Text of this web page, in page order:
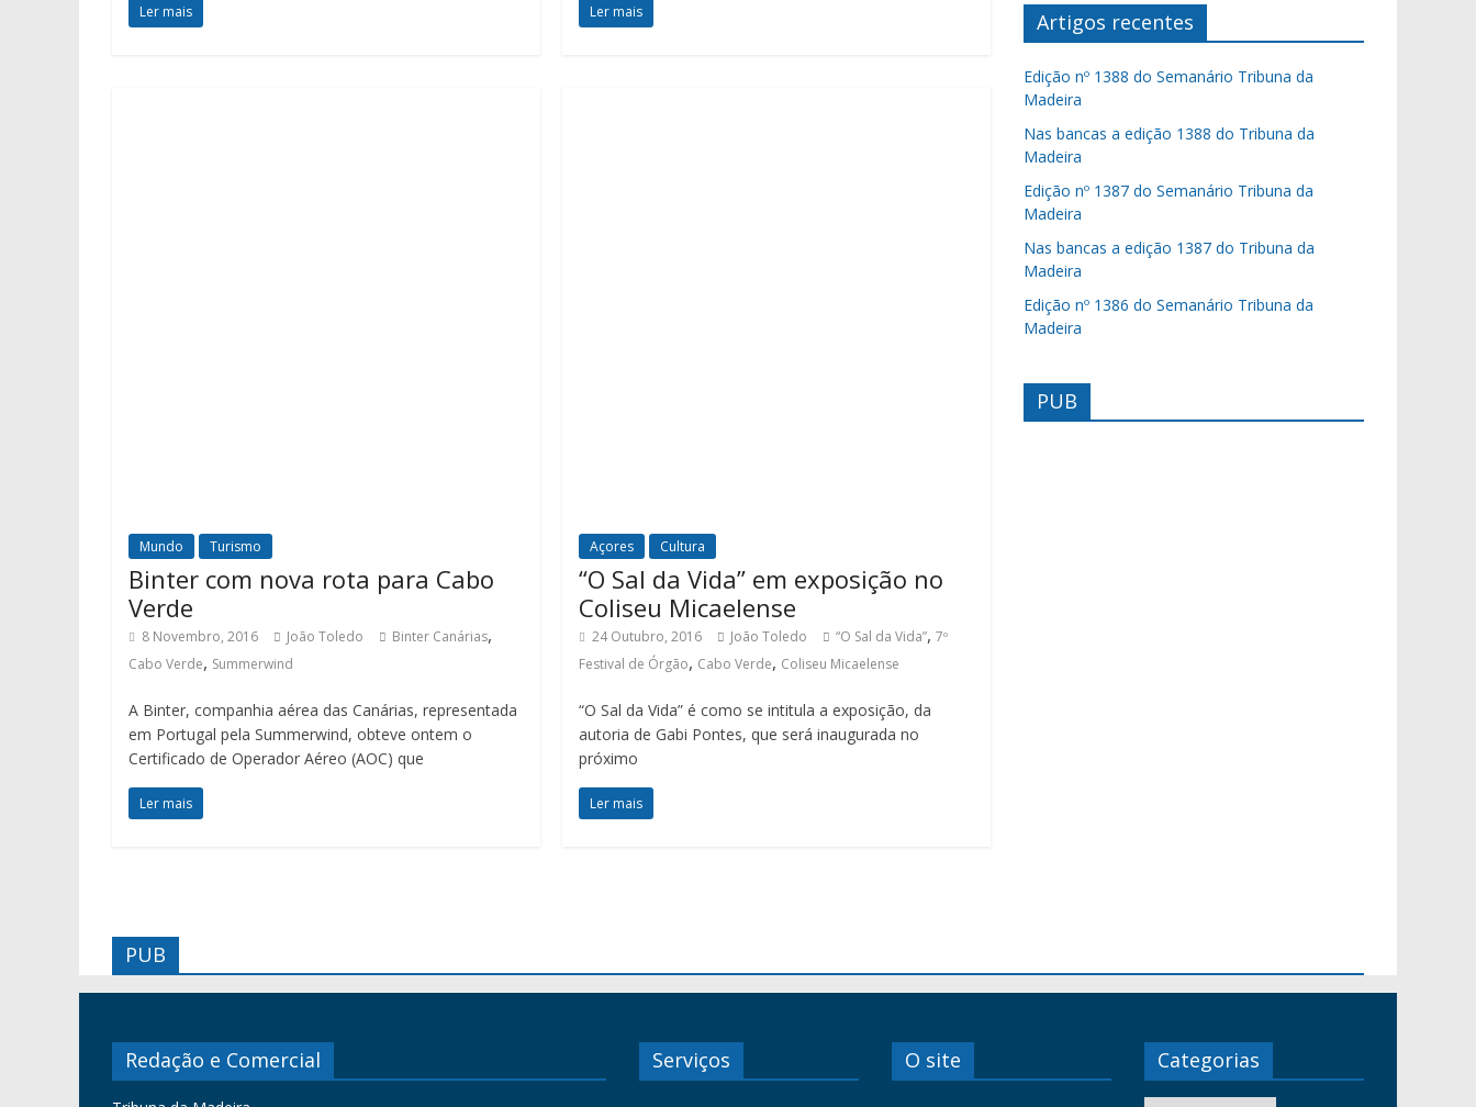
Ler mais Ler mais
Mundo Turismo
Binter com nova rota para Cabo
Verde
8 Novembro, 2016 João Toledo Binter Canárias,
Cabo Verde, Summerwind
A Binter, companhia aérea das Canárias, representada
em Portugal pela Summerwind, obteve ontem o
Certificado de Operador Aéreo (AOC) que
Ler mais
Açores Cultura
“O Sal da Vida” em exposição no
Coliseu Micaelense
24 Outubro, 2016 João Toledo “O Sal da Vida”,7º
Festival de Órgão, Cabo Verde, Coliseu Micaelense
“O Sal da Vida” é como se intitula a exposição, da
autoria de Gabi Pontes, que será inaugurada no
próximo
Ler mais
Artigos recentes
Edição nº 1388 do Semanário Tribuna da
Madeira
Nas bancas a edição 1388 do Tribuna da
Madeira
Edição nº 1387 do Semanário Tribuna da
Madeira
Nas bancas a edição 1387 do Tribuna da
Madeira
Edição nº 1386 do Semanário Tribuna da
Madeira
PUB
PUB
Redação e Comercial Serviços O site Categorias